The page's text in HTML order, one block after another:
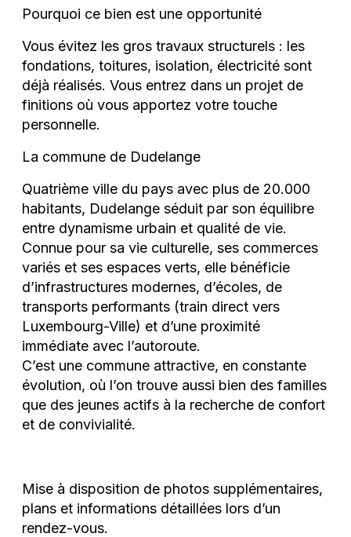
Pourquoi ce bien est une opportunité
Vous évitez les gros travaux structurels : les
fondations, toitures, isolation, électricité sont
déjà réalisés. Vous entrez dans un projet de
finitions où vous apportez votre touche
personnelle.
La commune de Dudelange
Quatrième ville du pays avec plus de 20.000
habitants, Dudelange séduit par son équilibre
entre dynamisme urbain et qualité de vie.
Connue pour sa vie culturelle, ses commerces
variés et ses espaces verts, elle bénéficie
d’infrastructures modernes, d’écoles, de
transports performants (train direct vers
Luxembourg-Ville) et d’une proximité
immédiate avec l’autoroute.
C’est une commune attractive, en constante
évolution, où l’on trouve aussi bien des familles
que des jeunes actifs à la recherche de confort
et de convivialité.
Mise à disposition de photos supplémentaires,
plans et informations détaillées lors d’un
rendez-vous.